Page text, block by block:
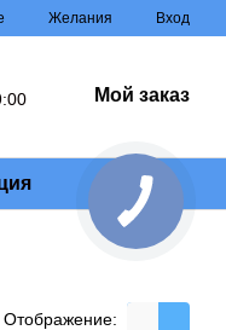
Желания Вход
Мой заказ
Отображение:
КНОПКА
ЗВ'ЯЗКУ